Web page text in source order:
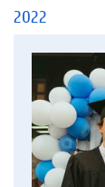
2022